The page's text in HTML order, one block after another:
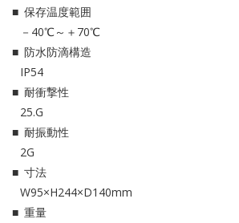
保存温度範囲
－40℃～＋70℃
防水防滴構造
IP54
耐衝撃性
25.G
耐振動性
2G
寸法
W95×H244×D140mm
重量